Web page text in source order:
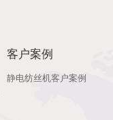
客户案例
静电纺丝机客户案例